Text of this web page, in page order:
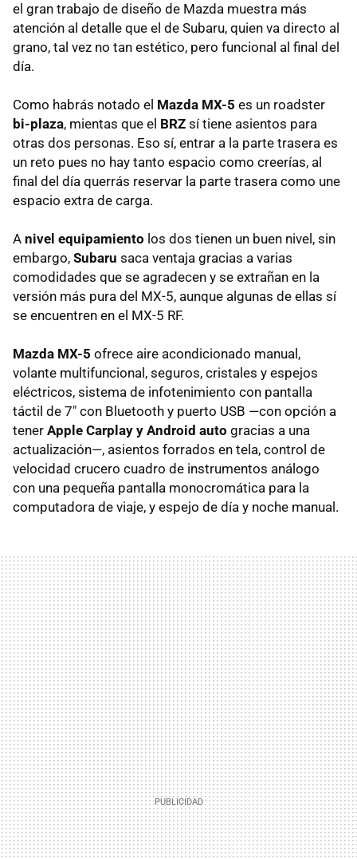
el gran trabajo de diseño de Mazda muestra más
atención al detalle que el de Subaru, quien va directo al
grano, tal vez no tan estético, pero funcional al final del
día.
Como habrás notado el Mazda MX-5 es un roadster
bi-plaza, mientas que el BRZ sí tiene asientos para
otras dos personas. Eso sí, entrar a la parte trasera es
un reto pues no hay tanto espacio como creerías, al
final del día querrás reservar la parte trasera como une
espacio extra de carga.
A nivel equipamiento los dos tienen un buen nivel, sin
embargo, Subaru saca ventaja gracias a varias
comodidades que se agradecen y se extrañan en la
versión más pura del MX-5, aunque algunas de ellas sí
se encuentren en el MX-5 RF.
Mazda MX-5 ofrece aire acondicionado manual,
volante multifuncional, seguros, cristales y espejos
eléctricos, sistema de infotenimiento con pantalla
táctil de 7" con Bluetooth y puerto USB —con opción a
tener Apple Carplay y Android auto gracias a una
actualización—, asientos forrados en tela, control de
velocidad crucero cuadro de instrumentos análogo
con una pequeña pantalla monocromática para la
computadora de viaje, y espejo de día y noche manual.